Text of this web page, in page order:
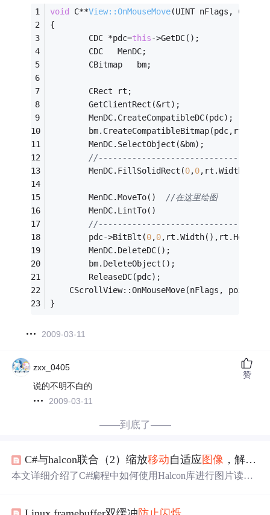
void
C**View::OnMouseMove(UINT nFlags,
{
        CDC *pdc=
this->GetDC();
        CDC   MenDC;
        CBitmap   bm;
        CRect rt;
        GetClientRect(&rt);
        MenDC.CreateCompatibleDC(pdc);
        MenDC.SelectObject(&bm);
        MenDC.FillSolidRect(
0,0
        MenDC.MoveTo()
//在这里绘图
        MenDC.LintTo()
        pdc->BitBlt(
0,0
        MenDC.DeleteDC();
        bm.DeleteObject();
        ReleaseDC(pdc);
    CScrollView::OnMouseMove(nFlags, point);
}
2009-03-11
zxx_0405
说的不明不白的
2009-03-11
赞
——到底了——
C#与halcon联合（2）缩放移动自适应图像 ，解决刷新
本文详细介绍了C#编程中如何使用Halcon库进行图片读